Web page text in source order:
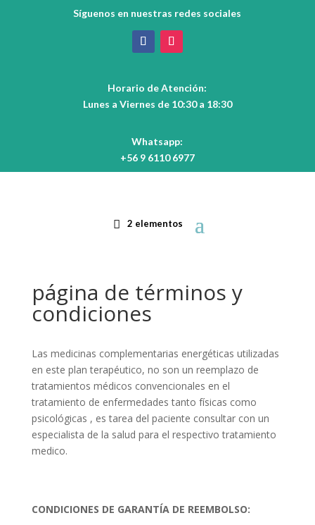
Síguenos en nuestras redes sociales
Horario de Atención:
Lunes a Viernes de 10:30 a 18:30
Whatsapp:
+56 9 6110 6977
2 elementos
página de términos y
condiciones
Las medicinas complementarias energéticas utilizadas
en este plan terapéutico, no son un reemplazo de
tratamientos médicos convencionales en el
tratamiento de enfermedades tanto físicas como
psicológicas , es tarea del paciente consultar con un
especialista de la salud para el respectivo tratamiento
medico.
CONDICIONES DE GARANTÍA DE REEMBOLSO: